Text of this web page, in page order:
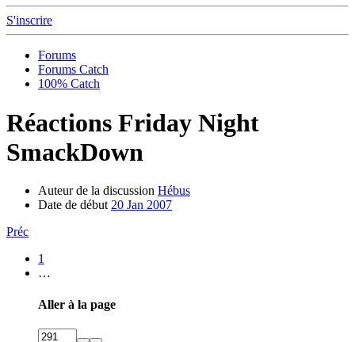
S'inscrire
Forums
Forums Catch
100% Catch
Réactions Friday Night
SmackDown
Auteur de la discussion Hébus
Date de début 20 Jan 2007
Préc
1
…
Aller à la page